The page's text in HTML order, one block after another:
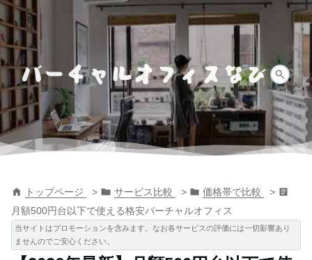
トップページ サービス比較
価格帯で比較
月額500円台以下で使える格安バーチャルオフィス
当サイトはプロモーションを含みます。なお各サービスの評価には一切影響あり
ませんのでご安心ください。